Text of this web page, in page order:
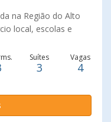
na Região do Alto
local, escolas e
sala ampla para 2
planejados,
o momento de
dependências de
Suítes
3
Vagas
4